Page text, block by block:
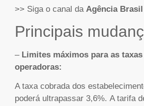
>> Siga o canal da Agência Brasil
Principais
–Limites máximos para as
operadoras:
A taxa cobrada dos
poderá ultrapassar 3,6%. A tarifa